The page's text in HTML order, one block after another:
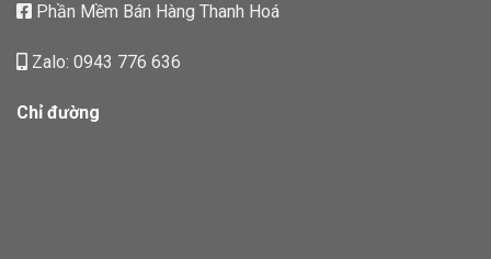
Phần Mềm Bán Hàng Thanh Hoá
Zalo: 0943 776 636
Chỉ đường